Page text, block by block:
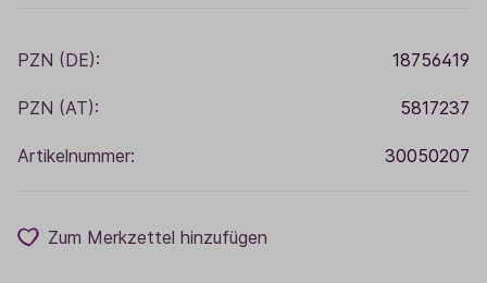
PZN (DE): 18756419
PZN (AT): 5817237
Artikelnummer: 30050207
Zum Merkzettel hinzufügen